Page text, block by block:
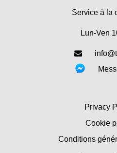
Service à la
Lun-Ven
Privacy
Cookie
Conditions